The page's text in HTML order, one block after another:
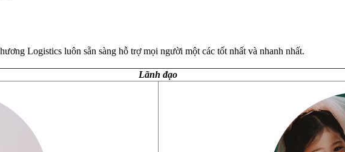
Logistics luôn sẵn sàng hỗ trợ mọi người một các tốt nhất và nhanh nhất.
Lãnh đạo